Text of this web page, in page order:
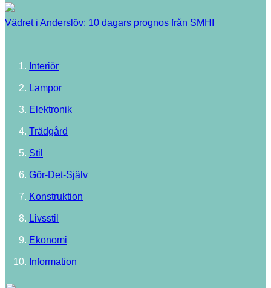
Vädret i Anderslöv: 10 dagars prognos från SMHI
Interiör
Lampor
Elektronik
Trädgård
Stil
Gör-Det-Själv
Konstruktion
Livsstil
Ekonomi
Information